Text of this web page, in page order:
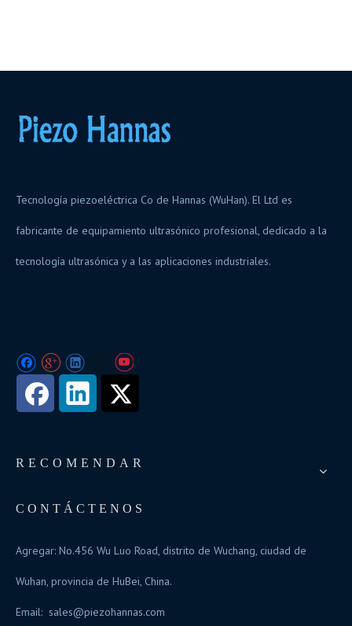
Tecnología piezoeléctrica Co de Hannas (WuHan). El Ltd es
fabricante de equipamiento ultrasónico profesional, dedicado a la
tecnología ultrasónica y a las aplicaciones industriales.
RECOMENDAR
CONTÁCTENOS
Agregar: No.456 Wu Luo Road, distrito de Wuchang, ciudad de
Wuhan, provincia de HuBei, China.
Email: sales@piezohannas.com